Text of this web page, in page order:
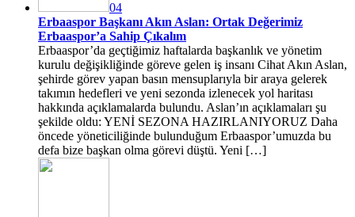
04
Erbaaspor Başkanı Akın Aslan: Ortak Değerimiz
Erbaaspor’a Sahip Çıkalım
Erbaaspor’da geçtiğimiz haftalarda başkanlık ve yönetim
kurulu değişikliğinde göreve gelen iş insanı Cihat Akın Aslan,
şehirde görev yapan basın mensuplarıyla bir araya gelerek
takımın hedefleri ve yeni sezonda izlenecek yol haritası
hakkında açıklamalarda bulundu. Aslan’ın açıklamaları şu
şekilde oldu: YENİ SEZONA HAZIRLANIYORUZ Daha
öncede yöneticiliğinde bulunduğum Erbaaspor’umuzda bu
defa bize başkan olma görevi düştü. Yeni […]